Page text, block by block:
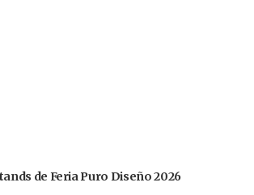
de Feria Puro Diseño 2026